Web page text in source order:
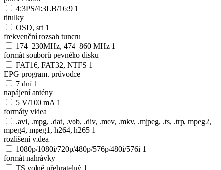
4:3PS/4:3LB/16:9 1
titulky
OSD, srt 1
frekvenční rozsah tuneru
174–230MHz, 474–860 MHz 1
formát souborů pevného disku
FAT16, FAT32, NTFS 1
EPG program. průvodce
7 dní 1
napájení antény
5 V/100 mA 1
formáty videa
.avi, .mpg, .dat, .vob, .div, .mov, .mkv, .mjpeg, .ts, .trp, mpeg2,
mpeg4, mpeg1, h264, h265 1
rozlišení videa
1080p/1080i/720p/480p/576p/480i/576i 1
formát nahrávky
TS volně přehratelný 1